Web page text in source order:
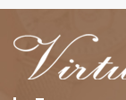
Логотипа